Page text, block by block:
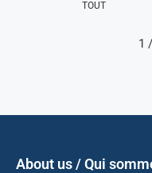
TOUT
1 /
About us / Qui